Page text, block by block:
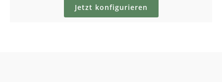
Jetzt konfigurieren